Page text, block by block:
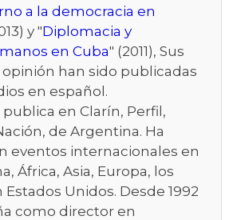
a la democracia en
y "Diplomacia y
en Cuba" (2011), Sus
han sido publicadas
en español.
en Clarín, Perfil,
de Argentina. Ha
eventos internacionales en
África, Asia, Europa, los
Estados Unidos. Desde 1992
como director en